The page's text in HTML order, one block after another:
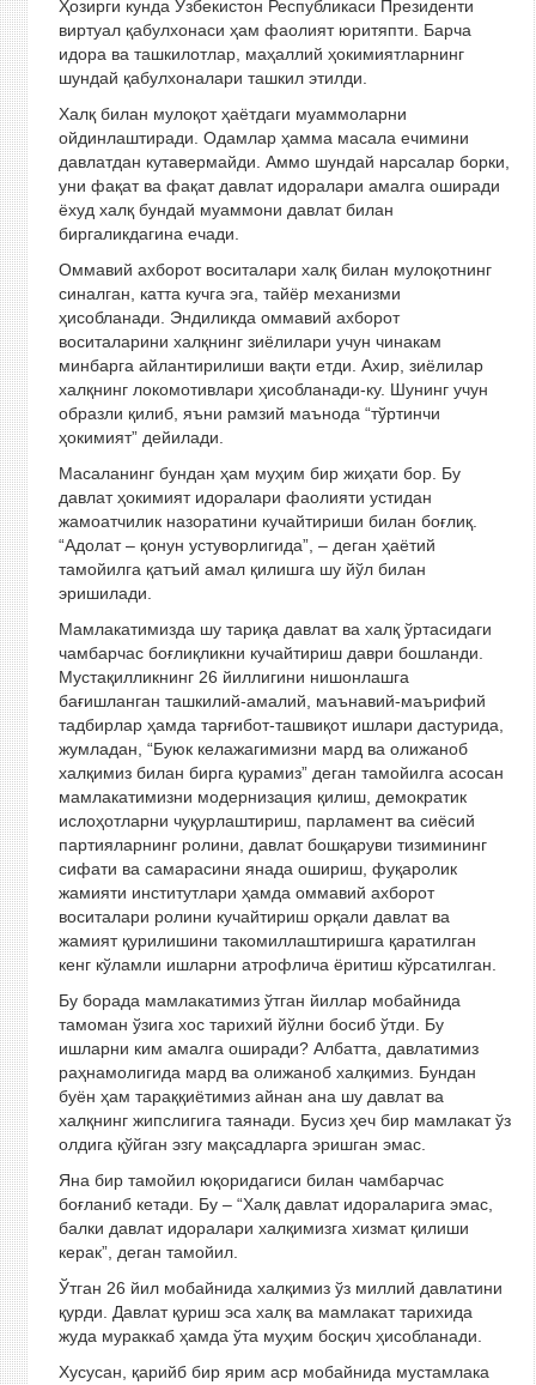
Ҳозирги кунда Ўзбекистон Республикаси Президенти
виртуал қабулхонаси ҳам фаолият юритяпти. Барча
идора ва ташкилотлар, маҳаллий ҳокимиятларнинг
шундай қабулхоналари ташкил этилди.
Халқ билан мулоқот ҳаётдаги муаммоларни
ойдинлаштиради. Одамлар ҳамма масала ечимини
давлатдан кутавермайди. Аммо шундай нарсалар борки,
уни фақат ва фақат давлат идоралари амалга оширади
ёхуд халқ бундай муаммони давлат билан
биргаликдагина ечади.
Оммавий ахборот воситалари халқ билан мулоқотнинг
синалган, катта кучга эга, тайёр механизми
ҳисобланади. Эндиликда оммавий ахборот
воситаларини халқнинг зиёлилари учун чинакам
минбарга айлантирилиши вақти етди. Ахир, зиёлилар
халқнинг локомотивлари ҳисобланади-ку. Шунинг учун
образли қилиб, яъни рамзий маънода “тўртинчи
ҳокимият” дейилади.
Масаланинг бундан ҳам муҳим бир жиҳати бор. Бу
давлат ҳокимият идоралари фаолияти устидан
жамоатчилик назоратини кучайтириши билан боғлиқ.
“Адолат – қонун устуворлигида”, – деган ҳаётий
тамойилга қатъий амал қилишга шу йўл билан
эришилади.
Мамлакатимизда шу тариқа давлат ва халқ ўртасидаги
чамбарчас боғлиқликни кучайтириш даври бошланди.
Мустақилликнинг 26 йиллигини нишонлашга
бағишланган ташкилий-амалий, маънавий-маърифий
тадбирлар ҳамда тарғибот-ташвиқот ишлари дастурида,
жумладан, “Буюк келажагимизни мард ва олижаноб
халқимиз билан бирга қурамиз” деган тамойилга асосан
мамлакатимизни модернизация қилиш, демократик
ислоҳотларни чуқурлаштириш, парламент ва сиёсий
партияларнинг ролини, давлат бошқаруви тизимининг
сифати ва самарасини янада ошириш, фуқаролик
жамияти институтлари ҳамда оммавий ахборот
воситалари ролини кучайтириш орқали давлат ва
жамият қурилишини такомиллаштиришга қаратилган
кенг кўламли ишларни атрофлича ёритиш кўрсатилган.
Бу борада мамлакатимиз ўтган йиллар мобайнида
тамоман ўзига хос тарихий йўлни босиб ўтди. Бу
ишларни ким амалга оширади? Албатта, давлатимиз
раҳнамолигида мард ва олижаноб халқимиз. Бундан
буён ҳам тараққиётимиз айнан ана шу давлат ва
халқнинг жипс­лигига таянади. Бусиз ҳеч бир мамлакат ўз
олдига қўйган эзгу мақсадларга эришган эмас.
Яна бир тамойил юқоридагиси билан чамбарчас
боғланиб кетади. Бу – “Халқ давлат идораларига эмас,
балки давлат идоралари халқимизга хизмат қилиши
керак”, деган тамойил.
Ўтган 26 йил мобайнида халқимиз ўз миллий давлатини
қурди. Давлат қуриш эса халқ ва мамлакат тарихида
жуда мураккаб ҳамда ўта муҳим босқич ҳисобланади.
Хусусан, қарийб бир ярим аср мобайнида мустамлака